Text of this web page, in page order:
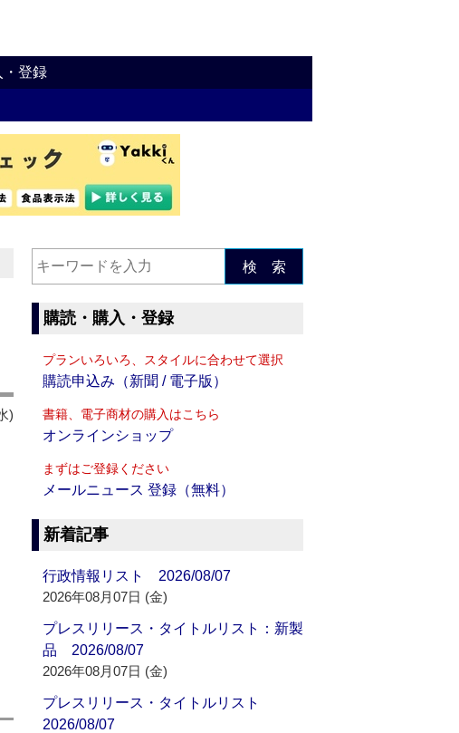
・登録
)
検 索
購読・購入・登録
プランいろいろ、スタイルに合わせて選択
購読申込み（新聞 / 電子版）
書籍、電子商材の購入はこちら
オンラインショップ
まずはご登録ください
メールニュース 登録（無料）
新着記事
行政情報リスト 2026/08/07
2026年08月07日 (金)
プレスリリース・タイトルリスト：新製
品 2026/08/07
2026年08月07日 (金)
プレスリリース・タイトルリスト
2026/08/07